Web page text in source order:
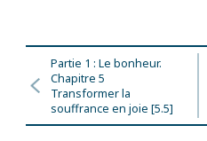
Partie 1 : Le bonheur.
Chapitre 5
Transformer la
souffrance en joie [5.5]